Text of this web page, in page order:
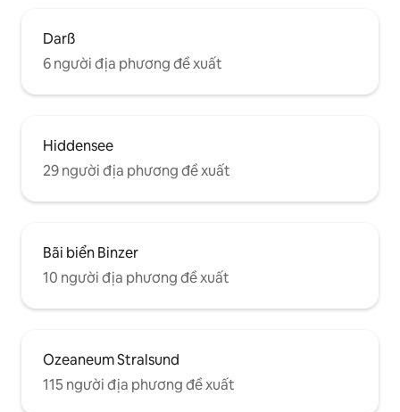
Darß
6 người địa phương đề xuất
Hiddensee
29 người địa phương đề xuất
Bãi biển Binzer
10 người địa phương đề xuất
Ozeaneum Stralsund
115 người địa phương đề xuất